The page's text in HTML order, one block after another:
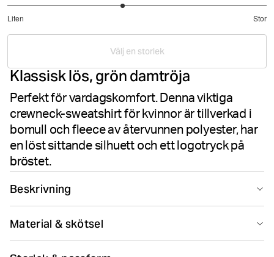
Liten Stor
utav
5
betyg
Välj en storlek
Klassisk lös, grön damtröja
Perfekt för vardagskomfort. Denna viktiga
crewneck-sweatshirt för kvinnor är tillverkad i
bomull och fleece av återvunnen polyester, har
en löst sittande silhuett och ett logotryck på
bröstet.
Beskrivning
tillverkad av mjuk bomull och återvunnen polyester
fleece kvalitet tyg. Denna damsweatshirt har en lös
passform och en ribbad rund halsringning med ett litet
Material & skötsel